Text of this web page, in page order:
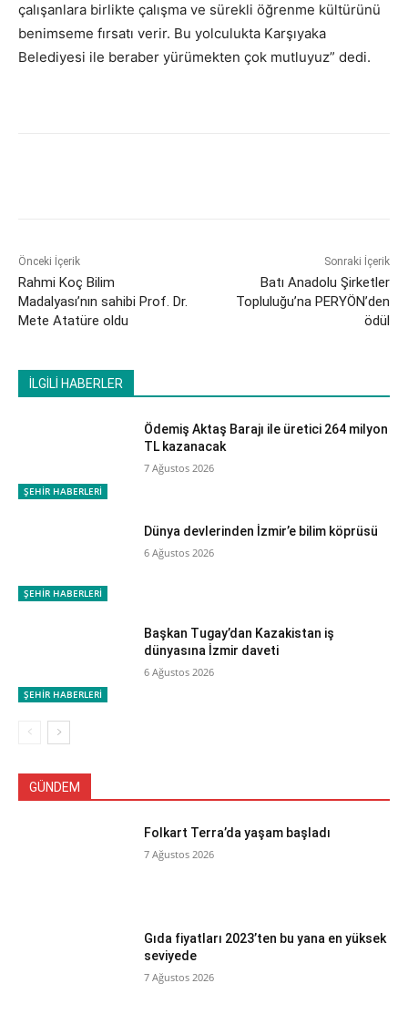
çalışanlara birlikte çalışma ve sürekli öğrenme kültürünü
benimseme fırsatı verir. Bu yolculukta Karşıyaka
Belediyesi ile beraber yürümekten çok mutluyuz” dedi.
Önceki İçerik
Rahmi Koç Bilim
Madalyası’nın sahibi Prof. Dr.
Mete Atatüre oldu
Sonraki İçerik
Batı Anadolu Şirketler
Topluluğu’na PERYÖN’den
ödül
İLGİLİ HABERLER
ŞEHİR HABERLERİ
Ödemiş Aktaş Barajı ile üretici 264 milyon
TL kazanacak
7 Ağustos 2026
ŞEHİR HABERLERİ
Dünya devlerinden İzmir’e bilim köprüsü
6 Ağustos 2026
ŞEHİR HABERLERİ
Başkan Tugay’dan Kazakistan iş
dünyasına İzmir daveti
6 Ağustos 2026
GÜNDEM
Folkart Terra’da yaşam başladı
7 Ağustos 2026
Gıda fiyatları 2023’ten bu yana en yüksek
seviyede
7 Ağustos 2026